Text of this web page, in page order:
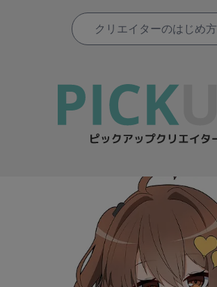
クリエイターのはじめ方